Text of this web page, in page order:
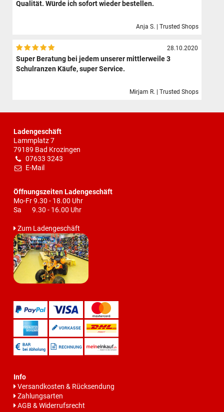
Qualität. Würde ich sofort wieder bestellen.
Anja S. | Trusted Shops
28.10.2020
Super Beratung bei jedem unserer mittlerweile 3
Schulranzen Käufe, super Service.
Mirjam R. | Trusted Shops
Ladengeschäft
Lammplatz 7
79189 Bad Krozingen
07633 3243
E-Mail
Öffnungszeiten Ladengeschäft
Mo-Fr 9.30 - 18.00 Uhr
Sa 9.30 - 16.00 Uhr
Zum Ladengeschäft
Info
Versandkosten & Rücksendung
Zahlungsarten
AGB & Widerrufsrecht